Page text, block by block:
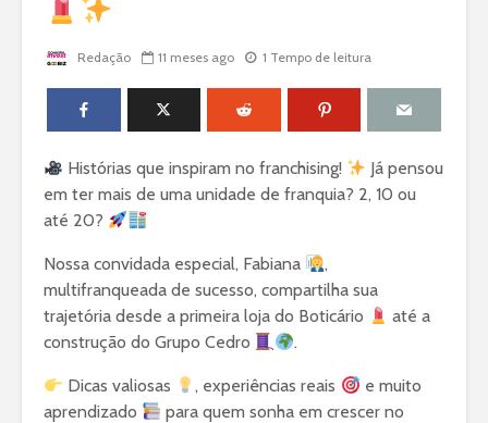
Redação 11 meses ago 1 Tempo de leitura
Histórias que inspiram no franchising!
Já pensou
em ter mais de uma unidade de franquia? 2, 10 ou
até 20?
Nossa convidada especial, Fabiana
,
multifranqueada de sucesso, compartilha sua
trajetória desde a primeira loja do Boticário
até a
construção do Grupo Cedro
.
Dicas valiosas , experiências reais
e muito
aprendizado
para quem sonha em crescer no